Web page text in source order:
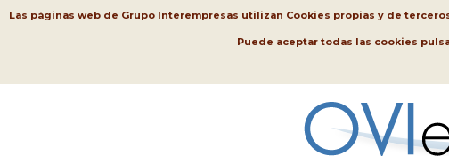
Las páginas web de Grupo Interempresas utilizan Cookies propias y de
Puede aceptar todas las cookies